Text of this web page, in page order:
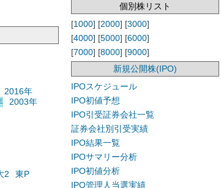
2016年
2003年
2
東P
個別株リスト
[1000] [2000] [3000]
[4000] [5000] [6000]
[7000] [8000] [9000]
新規公開株(IPO)
IPOスケジュール
IPO初値予想
IPO引受証券会社一覧
証券会社別引受実績
IPO結果一覧
IPOサマリー分析
IPO初値分析
IPO管理人当選実績